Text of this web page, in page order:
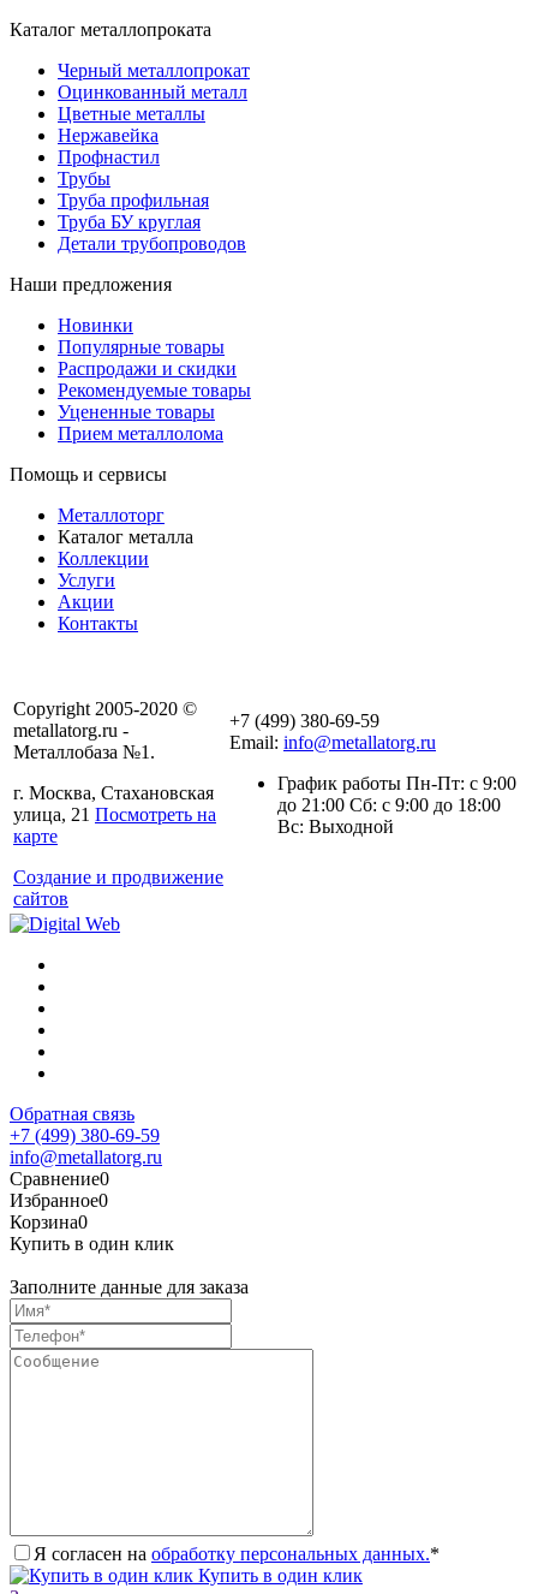
Каталог металлопроката
Черный металлопрокат
Оцинкованный металл
Цветные металлы
Нержавейка
Профнастил
Трубы
Труба профильная
Труба БУ круглая
Детали трубопроводов
Наши предложения
Новинки
Популярные товары
Распродажи и скидки
Рекомендуемые товары
Уцененные товары
Прием металлолома
Помощь и сервисы
Металлоторг
Каталог металла
Коллекции
Услуги
Акции
Контакты
Copyright 2005-2020 ©
metallatorg.ru -
Металлобаза №1.
г. Москва, Стахановская
улица, 21 Посмотреть на
карте
Создание и продвижение
сайтов
+7 (499) 380-69-59
Email: info@metallatorg.ru
График работы Пн-Пт: с 9:00
до 21:00 Сб: с 9:00 до 18:00
Вс: Выходной
Обратная связь
+7 (499) 380-69-59
info@metallatorg.ru
Сравнение0
Избранное0
Корзина0
Купить в один клик
Заполните данные для заказа
Я согласен на обработку персональных данных.*
Купить в один клик